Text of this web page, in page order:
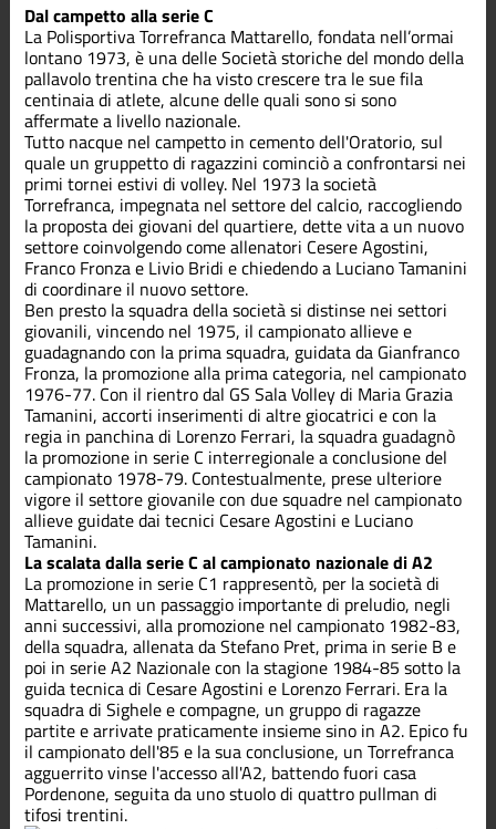
Dal campetto alla serie C
La Polisportiva Torrefranca Mattarello, fondata nell’ormai
lontano 1973, è una delle Società storiche del mondo della
pallavolo trentina che ha visto crescere tra le sue fila
centinaia di atlete, alcune delle quali sono si sono
affermate a livello nazionale.
Tutto nacque nel campetto in cemento dell'Oratorio, sul
quale un gruppetto di ragazzini cominciò a confrontarsi nei
primi tornei estivi di volley. Nel 1973 la società
Torrefranca, impegnata nel settore del calcio, raccogliendo
la proposta dei giovani del quartiere, dette vita a un nuovo
settore coinvolgendo come allenatori Cesere Agostini,
Franco Fronza e Livio Bridi e chiedendo a Luciano Tamanini
di coordinare il nuovo settore.
Ben presto la squadra della società si distinse nei settori
giovanili, vincendo nel 1975, il campionato allieve e
guadagnando con la prima squadra, guidata da Gianfranco
Fronza, la promozione alla prima categoria, nel campionato
1976-77. Con il rientro dal GS Sala Volley di Maria Grazia
Tamanini, accorti inserimenti di altre giocatrici e con la
regia in panchina di Lorenzo Ferrari, la squadra guadagnò
la promozione in serie C interregionale a conclusione del
campionato 1978-79. Contestualmente, prese ulteriore
vigore il settore giovanile con due squadre nel campionato
allieve guidate dai tecnici Cesare Agostini e Luciano
Tamanini.
La scalata dalla serie C al campionato nazionale di A2
La promozione in serie C1 rappresentò, per la società di
Mattarello, un un passaggio importante di preludio, negli
anni successivi, alla promozione nel campionato 1982-83,
della squadra, allenata da Stefano Pret, prima in serie B e
poi in serie A2 Nazionale con la stagione 1984-85 sotto la
guida tecnica di Cesare Agostini e Lorenzo Ferrari. Era la
squadra di Sighele e compagne, un gruppo di ragazze
partite e arrivate praticamente insieme sino in A2. Epico fu
il campionato dell'85 e la sua conclusione, un Torrefranca
agguerrito vinse l'accesso all'A2, battendo fuori casa
Pordenone, seguita da uno stuolo di quattro pullman di
tifosi trentini.